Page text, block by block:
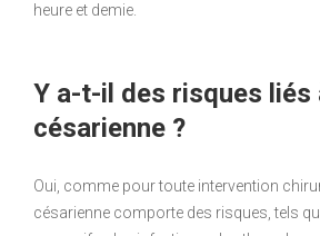
heure et demie.
Y a-t-il des risques liés
césarienne ?
Oui, comme pour toute intervention
césarienne comporte des risques, tels